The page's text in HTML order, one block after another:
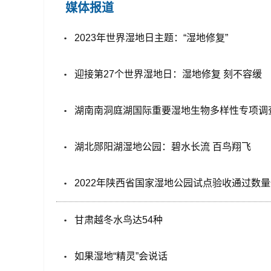
媒体报道
2023年世界湿地日主题：“湿地修复”
迎接第27个世界湿地日：湿地修复 刻不容缓
湖南南洞庭湖国际重要湿地生物多样性专项调
湖北郧阳湖湿地公园：碧水长流 百鸟翔飞
2022年陕西省国家湿地公园试点验收通过数
甘肃越冬水鸟达54种
如果湿地“精灵”会说话